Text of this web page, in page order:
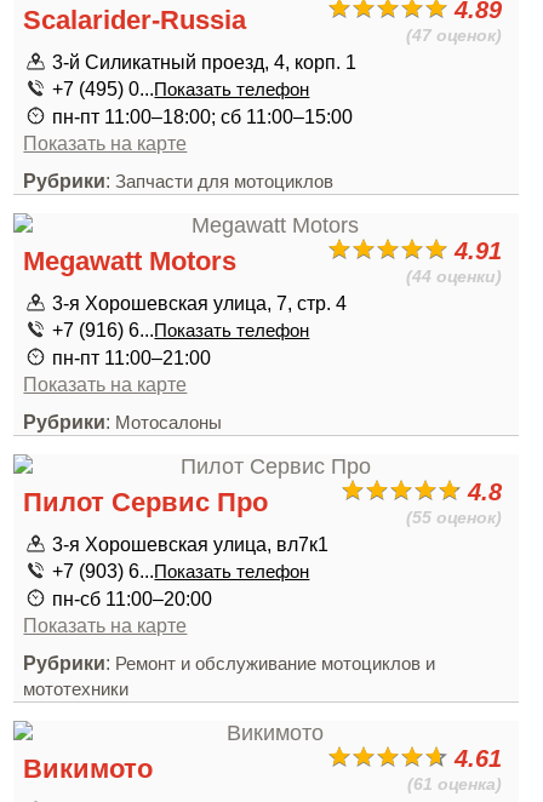
4.89
(47 оценок)
Scalarider-Russia
3-й Силикатный проезд, 4, корп. 1
+7 (495) 0...Показать телефон
пн-пт 11:00–18:00; сб 11:00–15:00
Показать на карте
Рубрики:Запчасти для мотоциклов
4.91
(44 оценки)
Megawatt Motors
3-я Хорошевская улица, 7, стр. 4
+7 (916) 6...Показать телефон
пн-пт 11:00–21:00
Показать на карте
Рубрики: Мотосалоны
4.8
(55 оценок)
Пилот Сервис Про
3-я Хорошевская улица, вл7к1
+7 (903) 6...Показать телефон
пн-сб 11:00–20:00
Показать на карте
Рубрики: Ремонт и обслуживание мотоциклов и
мототехники
4.61
(61 оценка)
Викимото